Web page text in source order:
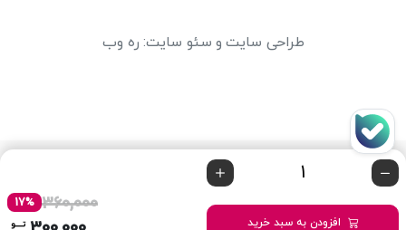
افزودن به سبد خرید
360,000
17%
طراحی سایت و سئو سایت: ره وب